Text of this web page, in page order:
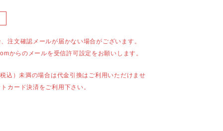
注文確認メールが届かない場合がございます。
からのメールを受信許可設定をお願いします。
込）未満の場合は代金引換はご利用いただけませ
カード決済をご利用下さい。